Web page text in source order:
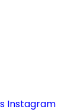
Instagram